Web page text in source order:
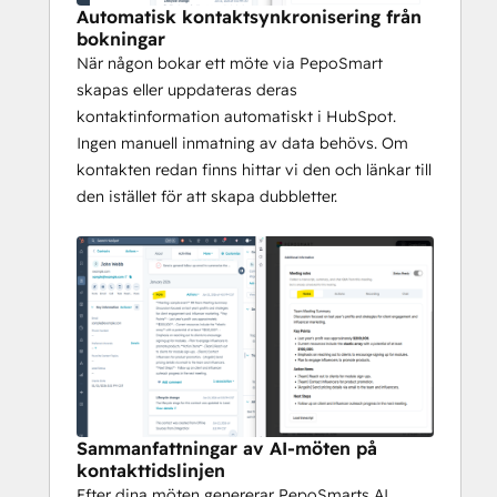
uppdateringen till HubSpot, så att din
pipeline förblir korrekt.
Viktiga användningsfall:
- Säljteam: Fånga upp leads från
bokningssidor och håll avtalsstadierna
korrekta med AI-förslag
- Kundansvariga: Se affärskontext före
samtal och logga möteshistorik
automatiskt
- Framgångsrika kunder: Spåra
mötesresultat, uppföljningsuppgifter och
kundkänsla
Sluta kopiera mötesanteckningar och
uppdatera avtalsstadier manuellt. Låt
Automatisk kontaktsynkronisering från
bokningar
När någon bokar ett möte via PepoSmart
skapas eller uppdateras deras
kontaktinformation automatiskt i HubSpot.
Ingen manuell inmatning av data behövs. Om
kontakten redan finns hittar vi den och länkar till
den istället för att skapa dubbletter.
Sammanfattningar av AI-möten på
kontakttidslinjen